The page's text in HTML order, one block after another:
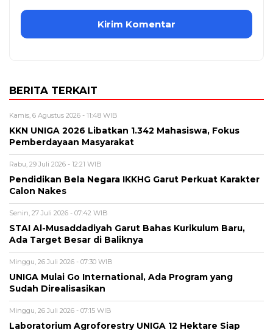
BERITA TERKAIT
Kamis, 6 Agustus 2026 - 11:48 WIB
KKN UNIGA 2026 Libatkan 1.342 Mahasiswa, Fokus
Pemberdayaan Masyarakat
Rabu, 29 Juli 2026 - 12:21 WIB
Pendidikan Bela Negara IKKHG Garut Perkuat Karakter
Calon Nakes
Senin, 27 Juli 2026 - 07:42 WIB
STAI Al-Musaddadiyah Garut Bahas Kurikulum Baru,
Ada Target Besar di Baliknya
Minggu, 26 Juli 2026 - 07:30 WIB
UNIGA Mulai Go International, Ada Program yang
Sudah Direalisasikan
Minggu, 26 Juli 2026 - 07:15 WIB
Laboratorium Agroforestry UNIGA 12 Hektare Siap